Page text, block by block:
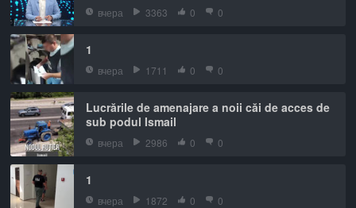
вчера 3363 0 0
1
вчера 1711 0 0
Lucrările de amenajare a noii căi de acces de
sub podul Ismail
вчера 2986 0 0
1
вчера 1872 0 0